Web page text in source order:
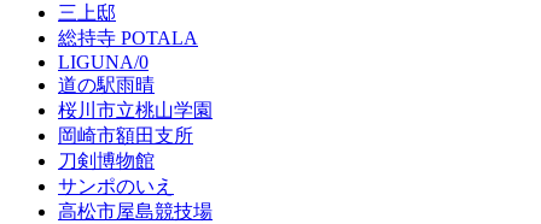
三上邸
総持寺 POTALA
LIGUNA/0
道の駅雨晴
桜川市立桃山学園
岡崎市額田支所
刀剣博物館
サンポのいえ
高松市屋島競技場